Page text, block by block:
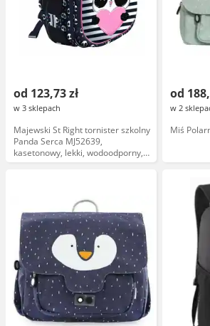
od 123,73 zł
w 3 sklepach
Majewski St Right tornister szkolny
Panda Serca MJ52639,
kasetonowy, lekki, wodoodporny,
regulowane paski, usztywnione
od
w 2
Miś